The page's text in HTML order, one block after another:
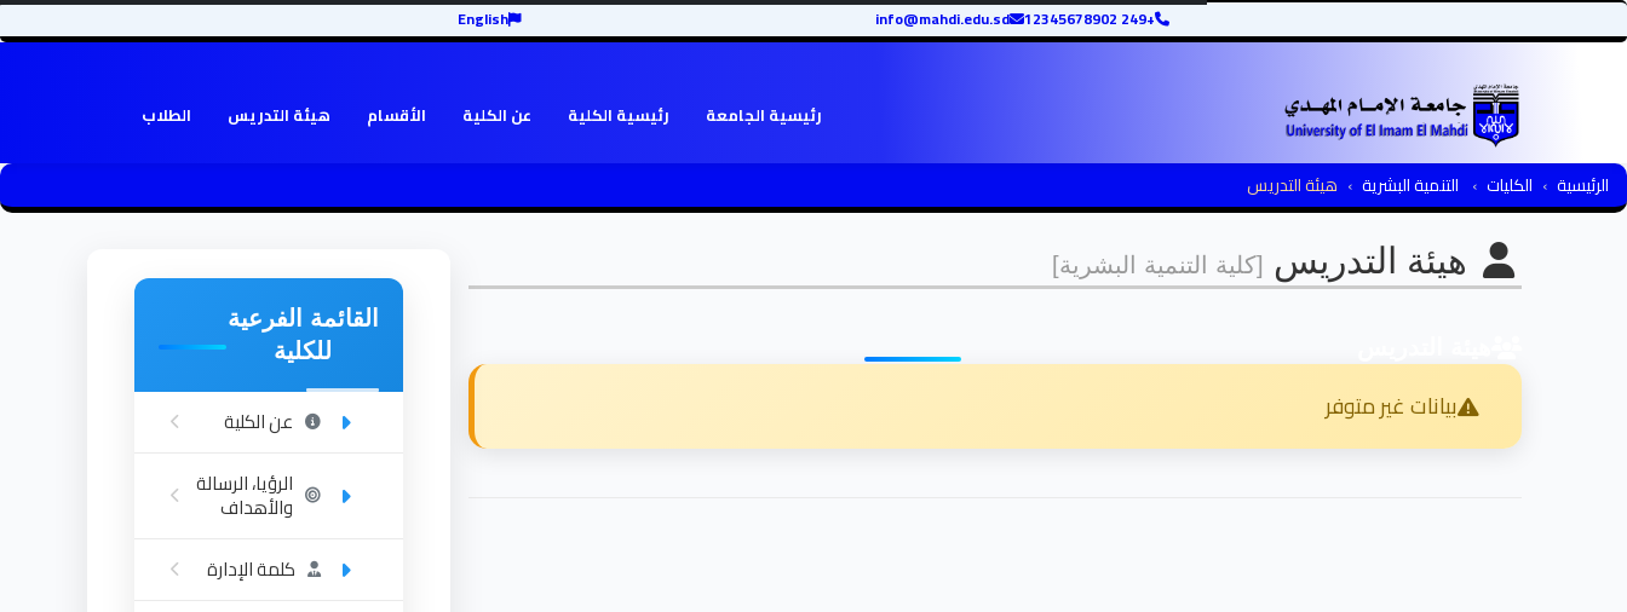
+249 12345678902
info@mahdi.edu.sd
English
رئيسية الجامعة رئيسية الكلية عن الكلية الأقسام هيئة التدريس الطلاب
الرئيسية الكليات التنمية البشرية هيئة التدريس
هيئة التدريس [كلية التنمية البشرية]
بيانات غير متوفر
القائمة الفرعية
للكلية
عن الكلية
الرؤيا، الرسالة
والأهداف
كلمة الإدارة